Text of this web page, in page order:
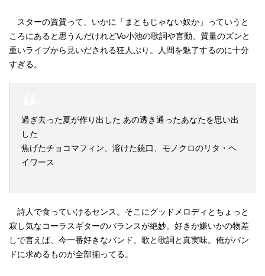
スターの資質って、いかに「まともじゃない奴か」っていうと
ころにあると思うんだけれどVo小池の歌詞や言動、質量のズンと
重いライブから見いだされる狂人ぷり。人間を魅了するのに十分
すぎる。
過ぎ去った夏が作り出した あの透き通ったあなたを思い出
した
焦げたチョコマフィン、溶けた銃口、モノクロのリタ・ヘ
イワース
詩人で食っていけるセンス。そこにグッドメロディとちょっと
寂し気なコーラスギターのバランスが絶妙。好きか嫌いかの物差
しで言えば、今一番好きなバンド。歌と歌詞と真実味。俺がバン
ドに求めるものが全部揃ってる。